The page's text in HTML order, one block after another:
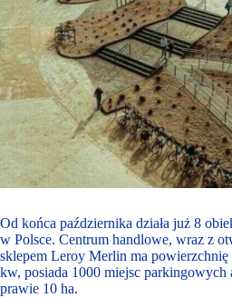
Od końca października działa już 8
w Polsce. Centrum handlowe, wraz z
sklepem Leroy Merlin ma
kw, posiada 1000 miejsc parkingowych
prawie 10 ha.